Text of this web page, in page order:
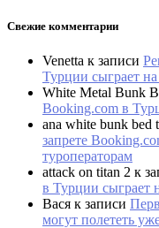
Свежие комментарии
Venetta к записи
Турции сыграет
White Metal Bunk
Booking.com в
ana white bunk bed
запрете
туроператорам
attack on titan 2 к
в Турции сыграет
Вася к записи
могут полететь